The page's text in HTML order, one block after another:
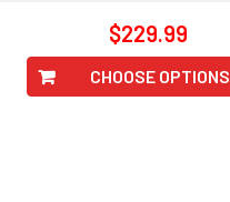
$229.99
CHOOSE OPTIONS